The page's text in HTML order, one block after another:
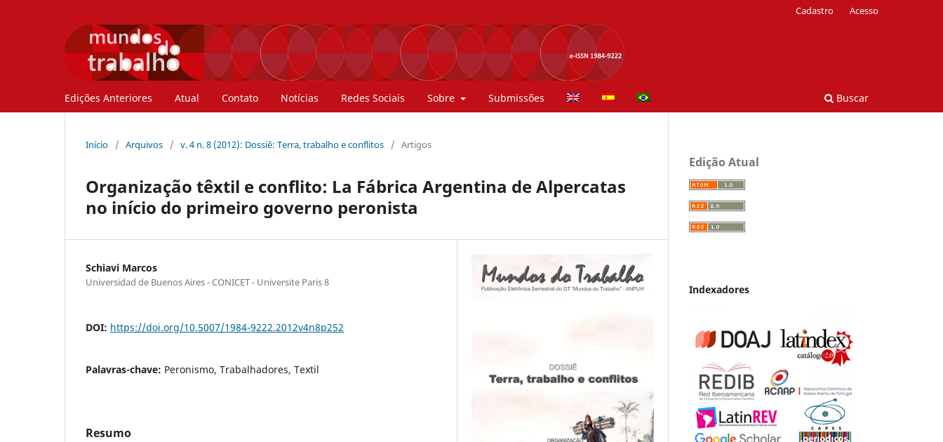
Edições Anteriores Atual Contato Notícias Redes Sociais Sobre Submissões Buscar
Cadastro Acesso
Início / Arquivos / v. 4 n. 8 (2012): Dossiê: Terra, trabalho e conflitos / Artigos
Organização têxtil e conflito: La Fábrica Argentina de Alpercatas
no início do primeiro governo peronista
Schiavi Marcos
Universidad de Buenos Aires - CONICET - Universite Paris 8
DOI: https://doi.org/10.5007/1984-9222.2012v4n8p252
Palavras-chave: Peronismo, Trabalhadores, Textil
Resumo
Edição Atual
Indexadores